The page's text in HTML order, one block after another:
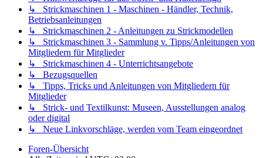
↳ Strickmaschinen 1 - Maschinen - Händler, Technik,
Betriebsanleitungen
↳ Strickmaschinen 2 - Anleitungen zu Strickmodellen
↳ Strickmaschinen 3 - Sammlung v. Tipps/Anleitungen von
Mitgliedern für Mitglieder
↳ Strickmaschinen 4 - Unterrichtsangebote
↳ Bezugsquellen
↳ Tipps, Tricks und Anleitungen von Mitgliedern für
Mitglieder
↳ Strick- und Textilkunst: Museen, Ausstellungen analog
oder digital
↳ Neue Linkvorschläge, werden vom Team eingeordnet
Foren-Übersicht